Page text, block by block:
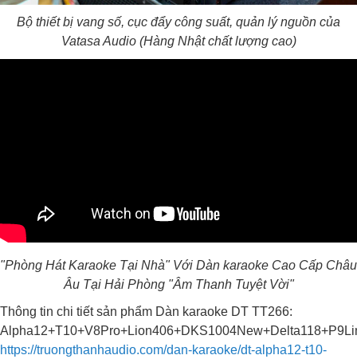
Bộ thiết bị vang số, cục đẩy công suất, quản lý nguồn của
Vatasa Audio (Hàng Nhật chất lượng cao)
"Phòng Hát Karaoke Tại Nhà" Với Dàn karaoke Cao Cấp Châu
Âu Tại Hải Phòng "Âm Thanh Tuyệt Vời"
Thông tin chi tiết sản phẩm Dàn karaoke DT TT266:
https://truongthanhaudio.com/dan-karaoke/dt-alpha12-t10-